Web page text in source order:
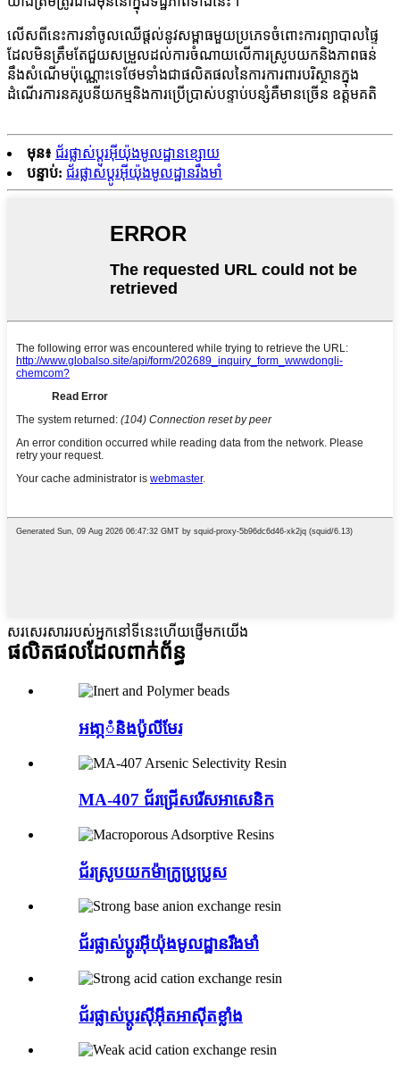
លើសពីនេះការនាំចូលឈើផ្តល់នូវសម្ពាធមួយប្រភេទចំពោះការព្យាបាលផ្ទៃ
ដែលមិនត្រឹមតែជួយសម្រួលដល់ការចំណាយលើការស្រូបយកនិងភាពធន់
នឹងសំណើមប៉ុណ្ណោះទេថែមទាំងជាផលិតផលនៃការការពារបរិស្ថានក្នុង
ដំណើរការនគរូបនីយកម្មនិងការប្រើប្រាស់បន្ទាប់បន្សំគឺមានច្រើន ឧត្តមគតិ
មុន៖ ជ័រផ្លាស់ប្តូរអ៊ីយ៉ុងមូលដ្ឋានខ្សោយ
បន្ទាប់: ជ័រផ្លាស់ប្តូរអ៊ីយ៉ុងមូលដ្ឋានរឹងមាំ
សរសេរសាររបស់អ្នកនៅទីនេះហើយផ្ញើមកយើង
ផលិតផលដែលពាក់ព័ន្ធ
អងា្កំនិងប៉ូលីមែរ
MA-407 ជ័រជ្រើសរើសអាសេនិក
ជ័រស្រូបយកម៉ាក្រូប្រូប្រូស
ជ័រផ្លាស់ប្តូរអ៊ីយ៉ុងមូលដ្ឋានរឹងមាំ
ជ័រផ្លាស់ប្តូរស៊ីអ៊ីតអាស៊ីតខ្លាំង